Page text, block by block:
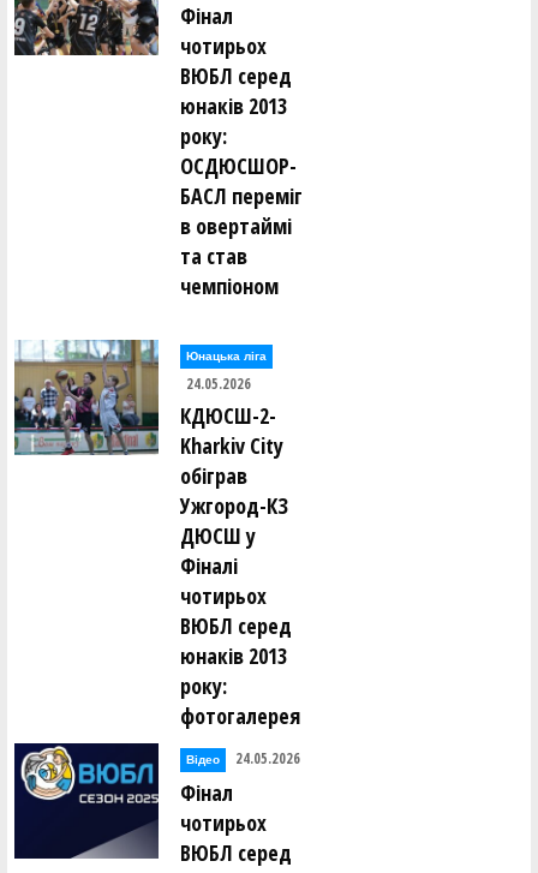
Фінал
чотирьох
ВЮБЛ серед
юнаків 2013
року:
ОСДЮСШОР-
БАСЛ переміг
в овертаймі
та став
чемпіоном
Юнацька ліга
24.05.2026
КДЮСШ-2-
Kharkiv City
обіграв
Ужгород-КЗ
ДЮСШ у
Фіналі
чотирьох
ВЮБЛ серед
юнаків 2013
року:
фотогалерея
Відео 24.05.2026
Фінал
чотирьох
ВЮБЛ серед